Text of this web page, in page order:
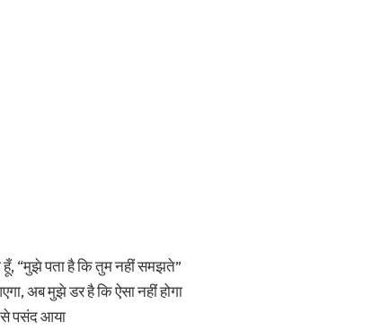
“मुझे पता है कि तुम नहीं समझते”
अब मुझे डर है कि ऐसा नहीं होगा
से पसंद आया